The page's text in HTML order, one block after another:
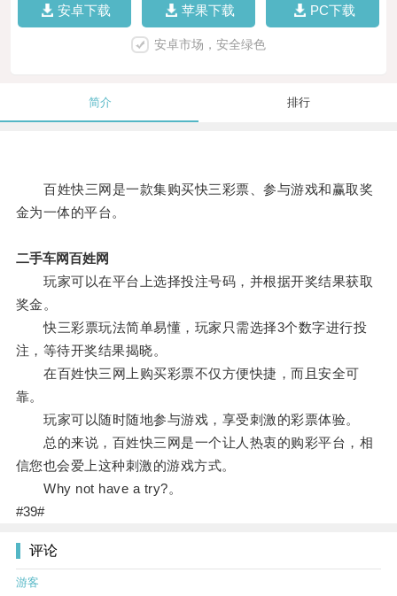
安卓下载 苹果下载 PC下载
安卓市场，安全绿色
简介 排行
百姓快三网是一款集购买快三彩票、参与游戏和赢取奖
金为一体的平台。
二手车网百姓网
玩家可以在平台上选择投注号码，并根据开奖结果获取
奖金。
快三彩票玩法简单易懂，玩家只需选择3个数字进行投
注，等待开奖结果揭晓。
在百姓快三网上购买彩票不仅方便快捷，而且安全可
靠。
玩家可以随时随地参与游戏，享受刺激的彩票体验。
总的来说，百姓快三网是一个让人热衷的购彩平台，相
信您也会爱上这种刺激的游戏方式。
Why not have a try?。
#39#
评论
游客